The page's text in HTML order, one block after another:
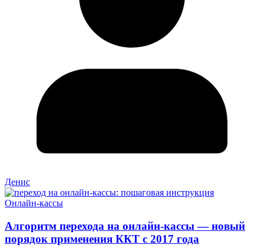
Денис
Онлайн-кассы
Алгоритм перехода на онлайн-кассы — новый
порядок применения ККТ с 2017 года